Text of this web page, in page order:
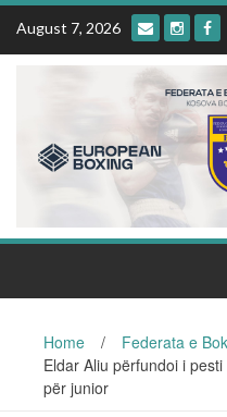
Skip
content
August 7, 2026
Home / Federata e
Eldar Aliu përfundoi i
për junior